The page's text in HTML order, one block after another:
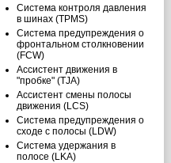
Система контроля давления
в шинах (TPMS)
Система предупреждения о
фронтальном столкновении
(FCW)
Ассистент движения в
"пробке" (TJA)
Ассистент смены полосы
движения (LCS)
Система предупреждения о
сходе с полосы (LDW)
Система удержания в
полосе (LKA)